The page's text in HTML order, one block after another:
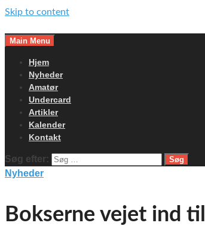
Skip to content
Main Menu
Hjem
Nyheder
Amatør
Undercard
Artikler
Kalender
Kontakt
Søg efter:
Nyheder
Bokserne vejet ind